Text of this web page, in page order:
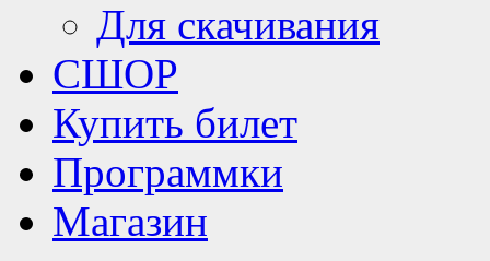
Для скачивания
СШОР
Купить билет
Программки
Магазин